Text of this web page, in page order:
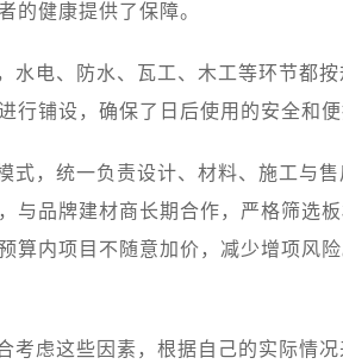
的健康提供了保障。
水电、防水、瓦工、木工等环节都
行铺设，确保了日后使用的安全和便
，统一负责设计、材料、施工与
与品牌建材商长期合作，严格筛选
算内项目不随意加价，减少增项风
考虑这些因素，根据自己的实际情